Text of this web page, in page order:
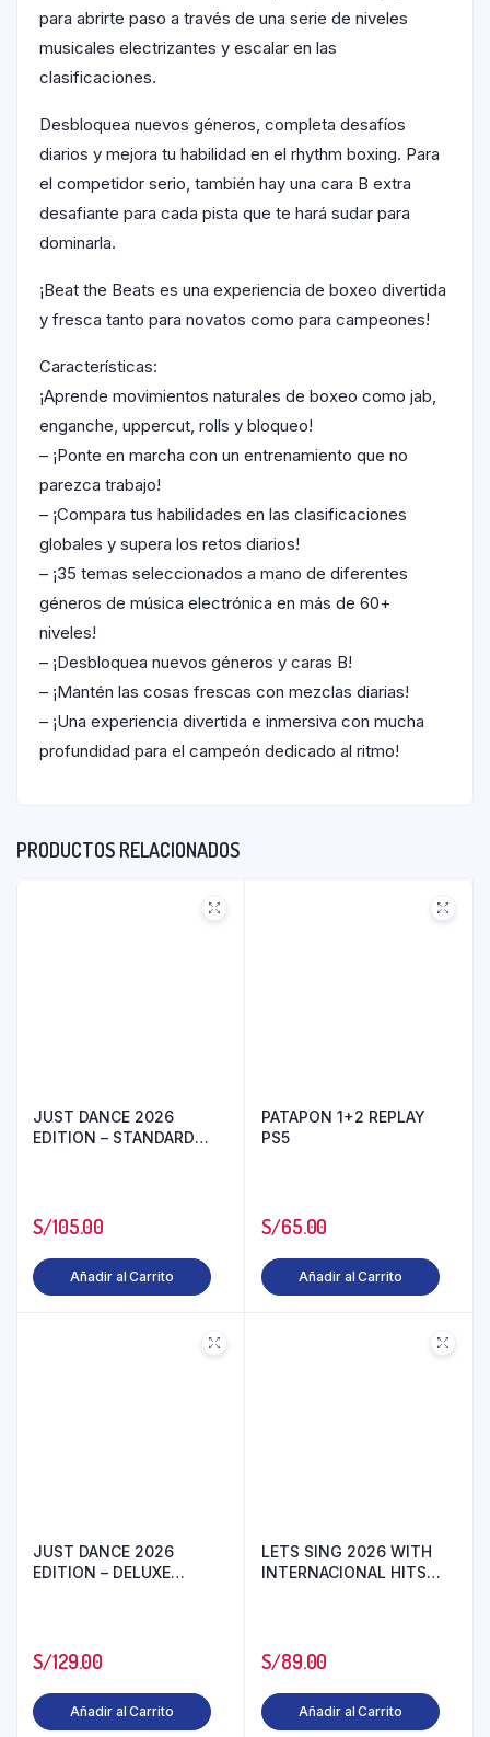
para abrirte paso a través de una serie de niveles
musicales electrizantes y escalar en las
clasificaciones.
Desbloquea nuevos géneros, completa desafíos
diarios y mejora tu habilidad en el rhythm boxing. Para
el competidor serio, también hay una cara B extra
desafiante para cada pista que te hará sudar para
dominarla.
¡Beat the Beats es una experiencia de boxeo divertida
y fresca tanto para novatos como para campeones!
Características:
¡Aprende movimientos naturales de boxeo como jab,
enganche, uppercut, rolls y bloqueo!
– ¡Ponte en marcha con un entrenamiento que no
parezca trabajo!
– ¡Compara tus habilidades en las clasificaciones
globales y supera los retos diarios!
– ¡35 temas seleccionados a mano de diferentes
géneros de música electrónica en más de 60+
niveles!
– ¡Desbloquea nuevos géneros y caras B!
– ¡Mantén las cosas frescas con mezclas diarias!
– ¡Una experiencia divertida e inmersiva con mucha
profundidad para el campeón dedicado al ritmo!
PRODUCTOS RELACIONADOS
JUST DANCE 2026
EDITION – STANDARD
S/105.00
Añadir al Carrito
PATAPON 1+2 REPLAY
PS5
S/65.00
Añadir al Carrito
JUST DANCE 2026
EDITION – DELUXE
S/129.00
Añadir al Carrito
LETS SING 2026 WITH
INTERNACIONAL HITS
S/89.00
Añadir al Carrito